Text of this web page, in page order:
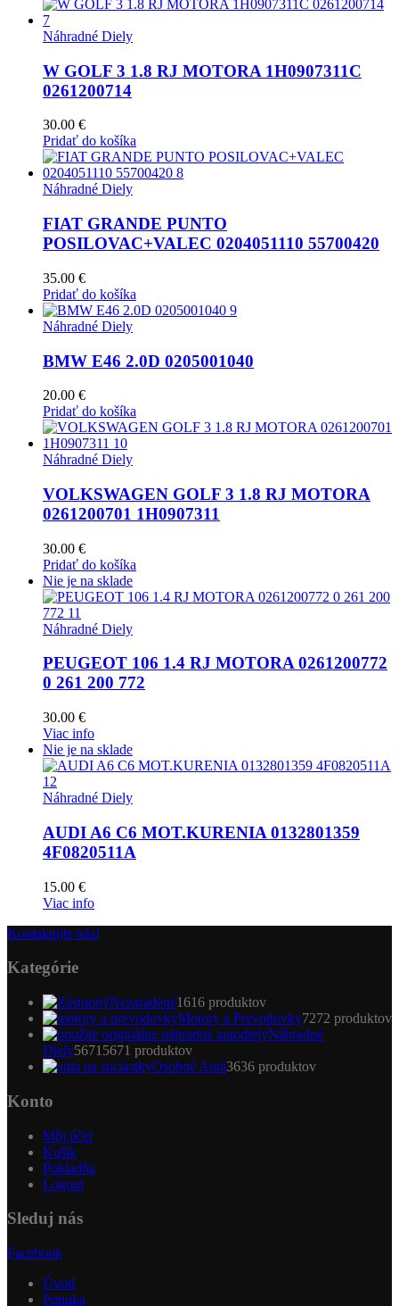
Náhradné Diely
W GOLF 3 1.8 RJ MOTORA 1H0907311C
0261200714
30.00 €
Pridať do košíka
Náhradné Diely
FIAT GRANDE PUNTO
POSILOVAC+VALEC 0204051110 55700420
35.00 €
Pridať do košíka
Náhradné Diely
BMW E46 2.0D 0205001040
20.00 €
Pridať do košíka
Náhradné Diely
VOLKSWAGEN GOLF 3 1.8 RJ MOTORA
0261200701 1H0907311
30.00 €
Pridať do košíka
Nie je na sklade
Náhradné Diely
PEUGEOT 106 1.4 RJ MOTORA 0261200772
0 261 200 772
30.00 €
Viac info
Nie je na sklade
Náhradné Diely
AUDI A6 C6 MOT.KURENIA 0132801359
4F0820511A
15.00 €
Viac info
Kontaktujte nás!
Kategórie
Nezaradené1616 produktov
Motory a Prevodovky7272 produktov
Náhradné
Diely5671 5671 produktov
Osobné Autá3636 produktov
Konto
Môj účet
Košík
Pokladňa
Logout
Sleduj nás
Facebook
Úvod
Ponuka